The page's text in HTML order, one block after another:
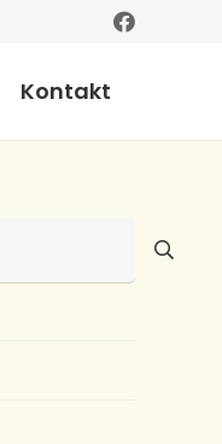
Kontakt